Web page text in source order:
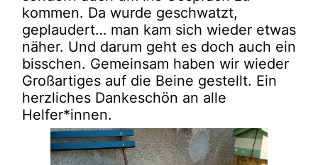
kommen. Da wurde geschwatzt,
geplaudert… man kam sich wieder etwas
näher. Und darum geht es doch auch ein
bisschen. Gemeinsam haben wir wieder
Großartiges auf die Beine gestellt. Ein
herzliches Dankeschön an alle
Helfer*innen.